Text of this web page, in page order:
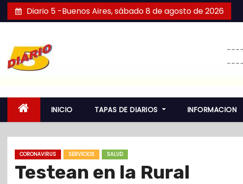
a
Diario 5 -Buenos Aires, sábado 8 de agosto de 2026
INICIO TAPAS DE DIARIOS INFORMACION
CORONAVIRUS SERVICIOS SALUD
Testean en la Rural